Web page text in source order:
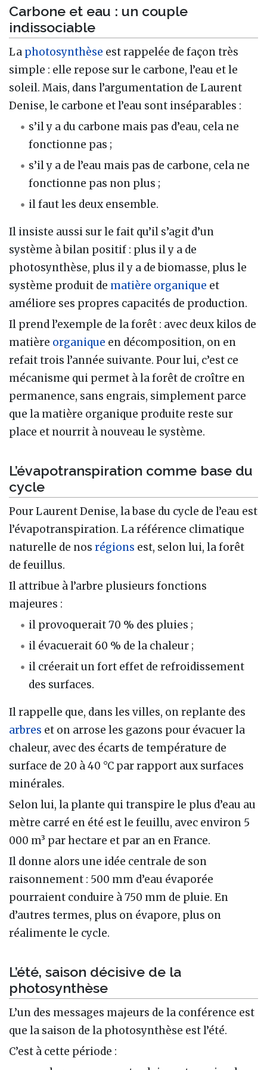
Carbone et eau : un couple
indissociable
La photosynthèse est rappelée de façon très
simple : elle repose sur le carbone, l’eau et le
soleil. Mais, dans l’argumentation de Laurent
Denise, le carbone et l’eau sont inséparables :
s’il y a du carbone mais pas d’eau, cela ne
fonctionne pas ;
s’il y a de l’eau mais pas de carbone, cela ne
fonctionne pas non plus ;
il faut les deux ensemble.
Il insiste aussi sur le fait qu’il s’agit d’un
système à bilan positif : plus il y a de
photosynthèse, plus il y a de biomasse, plus le
système produit de matière organique et
améliore ses propres capacités de production.
Il prend l’exemple de la forêt : avec deux kilos de
matière organique en décomposition, on en
refait trois l’année suivante. Pour lui, c’est ce
mécanisme qui permet à la forêt de croître en
permanence, sans engrais, simplement parce
que la matière organique produite reste sur
place et nourrit à nouveau le système.
L’évapotranspiration comme base du
cycle
Pour Laurent Denise, la base du cycle de l’eau est
l’évapotranspiration. La référence climatique
naturelle de nos régions est, selon lui, la forêt
de feuillus.
Il attribue à l’arbre plusieurs fonctions
majeures :
il provoquerait 70 % des pluies ;
il évacuerait 60 % de la chaleur ;
il créerait un fort effet de refroidissement
des surfaces.
Il rappelle que, dans les villes, on replante des
arbres et on arrose les gazons pour évacuer la
chaleur, avec des écarts de température de
surface de 20 à 40 °C par rapport aux surfaces
minérales.
Selon lui, la plante qui transpire le plus d’eau au
mètre carré en été est le feuillu, avec environ 5
000 m³ par hectare et par an en France.
Il donne alors une idée centrale de son
raisonnement : 500 mm d’eau évaporée
pourraient conduire à 750 mm de pluie. En
d’autres termes, plus on évapore, plus on
réalimente le cycle.
L’été, saison décisive de la
photosynthèse
L’un des messages majeurs de la conférence est
que la saison de la photosynthèse est l’été.
C’est à cette période :